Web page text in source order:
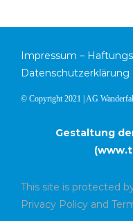
Impressum –
Datenschutzerklärung
© Copyright 2021 | AG
Gestaltung
(
This site is protected
Privacy Policy and